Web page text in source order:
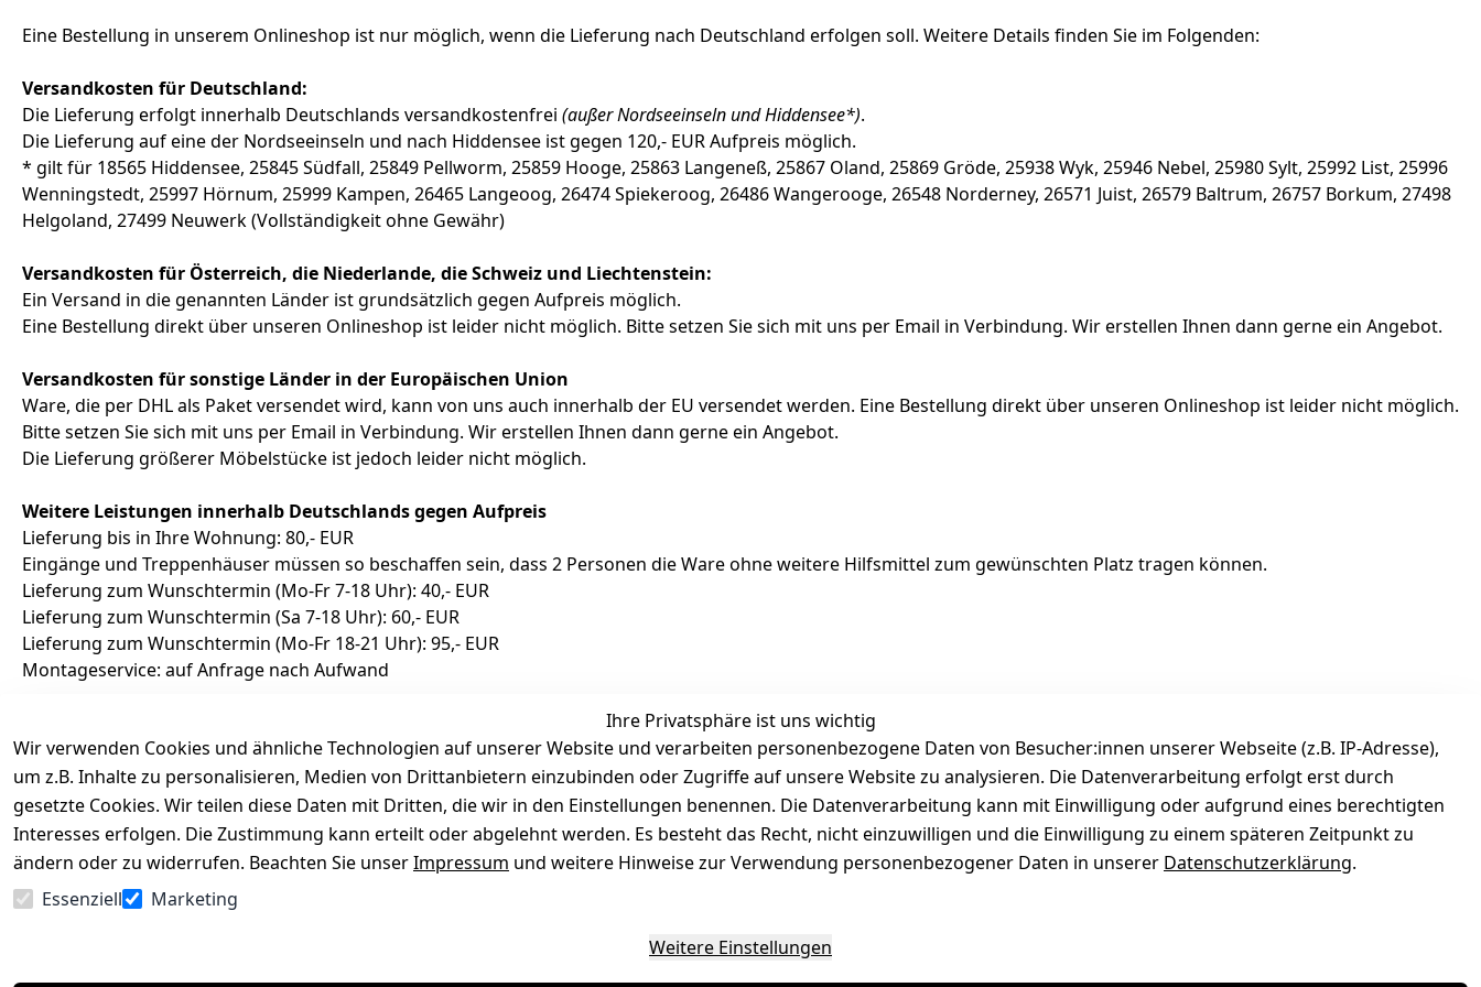
Eine Bestellung in unserem Onlineshop ist nur möglich, wenn die Lieferung nach Deutschland erfolgen soll. Weitere Details finden Sie im Folgenden:
Versandkosten für Deutschland:
Die Lieferung erfolgt innerhalb Deutschlands versandkostenfrei (außer Nordseeinseln und Hiddensee*).
Die Lieferung auf eine der Nordseeinseln und nach Hiddensee ist gegen 120,- EUR Aufpreis möglich.
* gilt für 18565 Hiddensee, 25845 Südfall, 25849 Pellworm, 25859 Hooge, 25863 Langeneß, 25867 Oland, 25869 Gröde, 25938 Wyk, 25946 Nebel, 25980 Sylt, 25992 List, 25996
Wenningstedt, 25997 Hörnum, 25999 Kampen, 26465 Langeoog, 26474 Spiekeroog, 26486 Wangerooge, 26548 Norderney, 26571 Juist, 26579 Baltrum, 26757 Borkum, 27498
Helgoland, 27499 Neuwerk (Vollständigkeit ohne Gewähr)
Versandkosten für Österreich, die Niederlande, die Schweiz und Liechtenstein:
Ein Versand in die genannten Länder ist grundsätzlich gegen Aufpreis möglich.
Eine Bestellung direkt über unseren Onlineshop ist leider nicht möglich. Bitte setzen Sie sich mit uns per Email in Verbindung. Wir erstellen Ihnen dann gerne ein Angebot.
Versandkosten für sonstige Länder in der Europäischen Union
Ware, die per DHL als Paket versendet wird, kann von uns auch innerhalb der EU versendet werden. Eine Bestellung direkt über unseren Onlineshop ist leider nicht möglich.
Bitte setzen Sie sich mit uns per Email in Verbindung. Wir erstellen Ihnen dann gerne ein Angebot.
Die Lieferung größerer Möbelstücke ist jedoch leider nicht möglich.
Weitere Leistungen innerhalb Deutschlands gegen Aufpreis
Lieferung bis in Ihre Wohnung: 80,- EUR
Eingänge und Treppenhäuser müssen so beschaffen sein, dass 2 Personen die Ware ohne weitere Hilfsmittel zum gewünschten Platz tragen können.
Lieferung zum Wunschtermin (Mo-Fr 7-18 Uhr): 40,- EUR
Lieferung zum Wunschtermin (Sa 7-18 Uhr): 60,- EUR
Lieferung zum Wunschtermin (Mo-Fr 18-21 Uhr): 95,- EUR
Montageservice: auf Anfrage nach Aufwand
Bitte achten Sie bei der Bestellung auf die im Artikel angegebene Lieferzeit.
Selbstabholung
Bei Selbstabholung informieren wir Sie per Email über die Bereitstellung der Ware und die Abholmöglichkeiten.
Die Abholung in unserem Geschäft in Goslar ist Montags bis Freitags zwischen 10:00 und 16:30 Uhr möglich. Bitte kontaktieren Sie uns hierzu mindestens 2 Tage vor der
Abholung, damit Ihr Möbelstück bereitgestellt werden kann.
Ihre Privatsphäre ist uns wichtig
Wir verwenden Cookies und ähnliche Technologien auf unserer Website und verarbeiten personenbezogene Daten von Besucher:innen unserer Webseite (z.B. IP-Adresse),
um z.B. Inhalte zu personalisieren, Medien von Drittanbietern einzubinden oder Zugriffe auf unsere Website zu analysieren. Die Datenverarbeitung erfolgt erst durch
gesetzte Cookies. Wir teilen diese Daten mit Dritten, die wir in den Einstellungen benennen. Die Datenverarbeitung kann mit Einwilligung oder aufgrund eines berechtigten
Interesses erfolgen. Die Zustimmung kann erteilt oder abgelehnt werden. Es besteht das Recht, nicht einzuwilligen und die Einwilligung zu einem späteren Zeitpunkt zu
ändern oder zu widerrufen. Beachten Sie unserImpressum und weitere Hinweise zur Verwendung personenbezogener Daten in unserer Datenschutzerklärung.
Essenziell
Marketing
Weitere Einstellungen